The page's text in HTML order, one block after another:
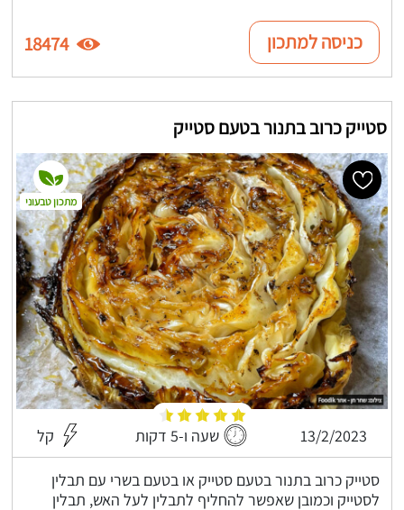
כניסה למתכון 18474
סטייק כרוב בתנור בטעם סטייק
13/2/2023 שעה ו-5 דקות קל
סטייק כרוב בתנור בטעם סטייק או בטעם בשרי עם תבלין
לסטייק וכמובן שאפשר להחליף לתבלין לעל האש, תבלין
מתכון טבעוני